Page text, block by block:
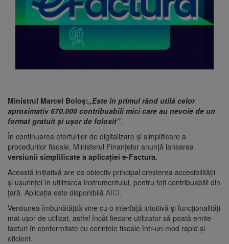
Ministrul Marcel Boloș:„Este în primul rând utilă celor
aproximativ 670.000 contribuabili mici care au nevoie de un
format gratuit și ușor de folosit”.
În continuarea eforturilor de digitalizare și simplificare a
procedurilor fiscale, Ministerul Finanțelor anunță lansarea
versiunii simplificate a aplicației e-Factura.
Această inițiativă are ca obiectiv principal creșterea accesibilității
și ușurinței în utilizarea instrumentului, pentru toți contribuabilii din
țară. Aplicația este disponibilă AICI.
Versiunea îmbunătățită vine cu o interfață intuitivă și funcționalități
mai ușor de utilizat, astfel încât fiecare utilizator să poată emite
facturi în conformitate cu cerințele fiscale într-un mod rapid și
eficient.